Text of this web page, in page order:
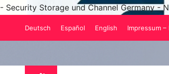
- Security Storage und Channel Germany -
Deutsch Español English Impressum –